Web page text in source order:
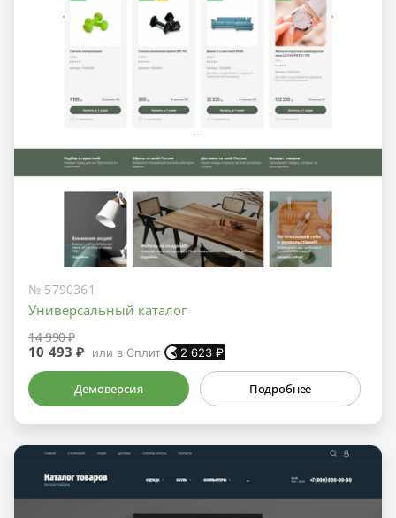
№ 5790361
Универсальный каталог
14 990 ₽
10 493 ₽ или в Сплит 2 623₽
Демоверсия Подробнее